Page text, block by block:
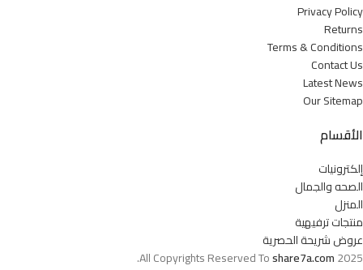
Privacy Policy
Returns
Terms & Conditions
Contact Us
Latest News
Our Sitemap
الأقسام
إلكترونيات
الصحه والجمال
المنزل
منتجات ترفيهية
عروض شريحة الحصرية
All Copyrights Reserved Toshare7a.com2025.